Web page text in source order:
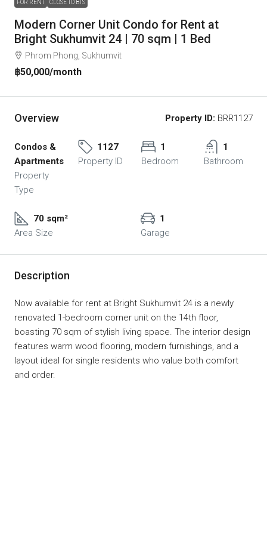
FOR RENT CLOSE TO BTS
Modern Corner Unit Condo for Rent at
Bright Sukhumvit 24 | 70 sqm | 1 Bed
Phrom Phong, Sukhumvit
฿50,000/month
Overview Property ID: BRR1127
Condos &
Apartments
Property
Type
1127
Property ID
1
Bedroom
1
Bathroom
70 sqm²
Area Size
1
Garage
Description
Now available for rent at Bright Sukhumvit 24 is a newly
renovated 1-bedroom corner unit on the 14th floor,
boasting 70 sqm of stylish living space. The interior design
features warm wood flooring, modern furnishings, and a
layout ideal for single residents who value both comfort
and order.